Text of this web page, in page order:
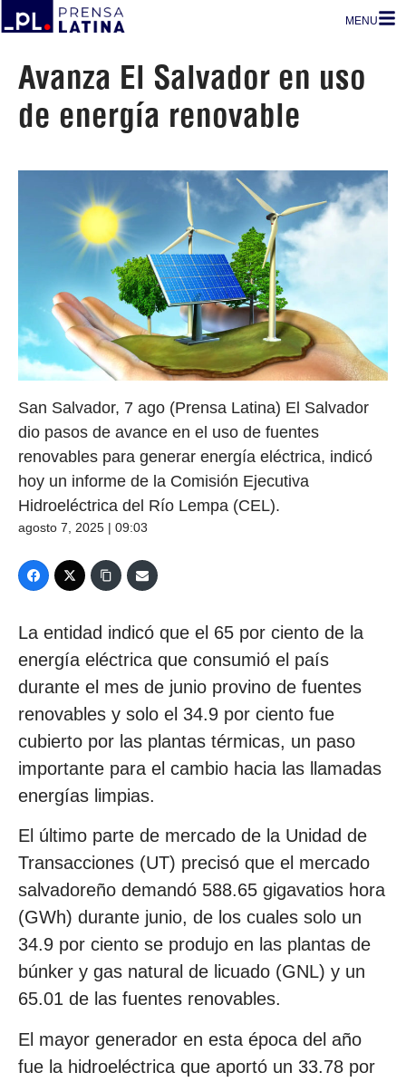
MENU
Avanza El Salvador en uso
de energía renovable
San Salvador, 7 ago (Prensa Latina) El Salvador
dio pasos de avance en el uso de fuentes
renovables para generar energía eléctrica, indicó
hoy un informe de la Comisión Ejecutiva
Hidroeléctrica del Río Lempa (CEL).
agosto 7, 2025 | 09:03
La entidad indicó que el 65 por ciento de la
energía eléctrica que consumió el país
durante el mes de junio provino de fuentes
renovables y solo el 34.9 por ciento fue
cubierto por las plantas térmicas, un paso
importante para el cambio hacia las llamadas
energías limpias.
El último parte de mercado de la Unidad de
Transacciones (UT) precisó que el mercado
salvadoreño demandó 588.65 gigavatios hora
(GWh) durante junio, de los cuales solo un
34.9 por ciento se produjo en las plantas de
búnker y gas natural de licuado (GNL) y un
65.01 de las fuentes renovables.
El mayor generador en esta época del año
fue la hidroeléctrica que aportó un 33.78 por